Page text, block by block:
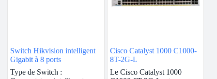
Switch Hikvision intelligent
Gigabit à 8 ports
Type de Switch :
Cisco Catalyst 1000 C1000-
8T-2G-L
Le Cisco Catalyst 1000